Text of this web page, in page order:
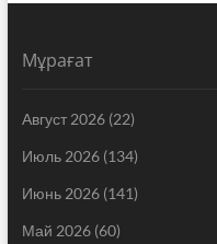
Мұрағат
Август 2026(22)
Июль 2026(134)
Июнь 2026(141)
Май 2026(60)